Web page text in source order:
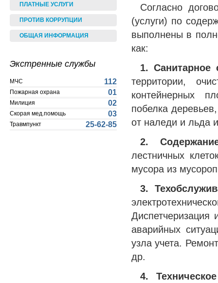
ПЛАТНЫЕ УСЛУГИ
ПРОТИВ КОРРУПЦИИ
ОБЩАЯ ИНФОРМАЦИЯ
Экстренные службы
МЧС 112
Пожарная охрана 01
Милиция 02
Скорая мед.помощь 03
Травмпункт 25-62-85
Согласно
(услуги) по
выполнены в
как:
1. Санитарное
территории,
контейнерных
побелка
от наледи и льда
2.
лестничных
мусора из
3.
Диспетчеризация
аварийных
узла учета.
др.
4.